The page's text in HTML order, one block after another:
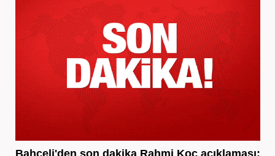
Bahçeli'den son dakika Rahmi Koç açıklaması: